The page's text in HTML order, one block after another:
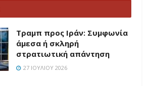
Τραμπ προς Ιράν: Συμφωνία
άμεσα ή σκληρή
στρατιωτική απάντηση
27 ΙΟΥΛΊΟΥ 2026